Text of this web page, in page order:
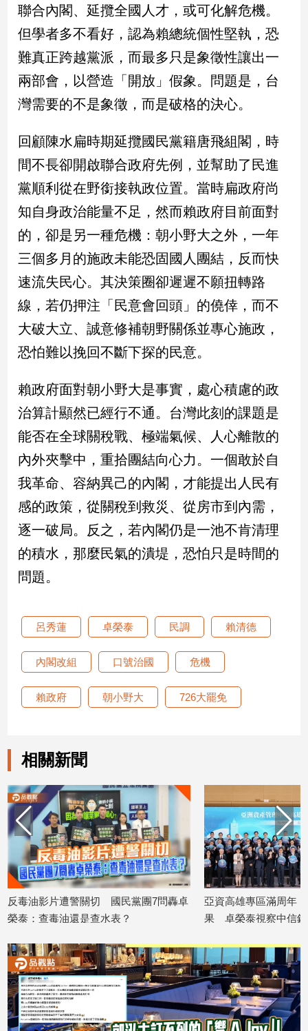
娛
樂
娛
樂
星
流
行/
尚
追
星
生
活
建
室
設
計
旅
遊/
食
星
座/
命
理
消
健
親
／
／
電
推
薦
科
技/
遊
戲
運
物
Pet
影
聯合內閣、延攬全國人才，或可化解危機。
但學者多不看好，認為賴總統個性堅執，恐
難真正跨越黨派，而最多只是象徵性讓出一
兩部會，以營造「開放」假象。問題是，台
灣需要的不是象徵，而是破格的決心。
回顧陳水扁時期延攬國民黨籍唐飛組閣，時
間不長卻開啟聯合政府先例，並幫助了民進
黨順利從在野銜接執政位置。當時扁政府尚
知自身政治能量不足，然而賴政府目前面對
的，卻是另一種危機：朝小野大之外，一年
三個多月的施政未能恐固國人團結，反而快
速流失民心。其決策圈卻遲遲不願扭轉路
線，若仍押注「民意會回頭」的僥倖，而不
大破大立、誠意修補朝野關係並專心施政，
恐怕難以挽回不斷下探的民意。
賴政府面對朝小野大是事實，處心積慮的政
治算計顯然已經行不通。台灣此刻的課題是
能否在全球關稅戰、極端氣候、人心離散的
內外夾擊中，重拾團結向心力。一個敢於自
我革命、容納異己的內閣，才能提出人民有
感的政策，從關稅到救災、從房市到內需，
逐一破局。反之，若內閣仍是一池不肯清理
的積水，那麼民氣的潰堤，恐怕只是時間的
問題。
呂秀蓮 卓榮泰 民調 賴清德
內閣改組 口號治國 危機
賴政府 朝小野大 726大罷免
相關新聞
反毒油影片遭警關切 國民黨團7問轟卓
榮泰：查毒油還是查水表？
亞資高雄專區滿周年
果 卓榮泰視察中信銀